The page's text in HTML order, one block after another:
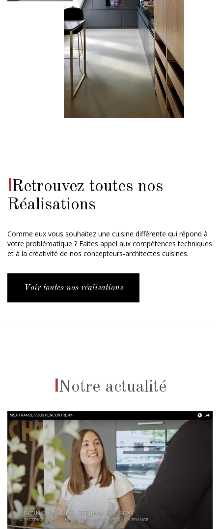
IRetrouvez toutes nos
Réalisations
Comme eux vous souhaitez une cuisine différente qui répond à
votre problématique ? Faites appel aux compétences techniques
et à la créativité de nos concepteurs-architectes cuisines.
Voir toutes nos réalisations
INotre actualité